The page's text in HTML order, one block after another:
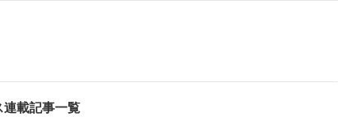
載記事一覧